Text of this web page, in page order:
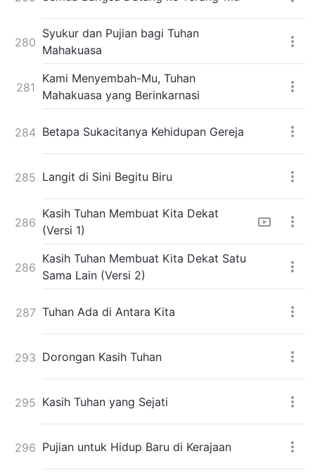
280
Syukur dan Pujian bagi Tuhan
Mahakuasa
281
Kami Menyembah-Mu, Tuhan
Mahakuasa yang Berinkarnasi
284 Betapa Sukacitanya Kehidupan Gereja
285 Langit di Sini Begitu Biru
286
Kasih Tuhan Membuat Kita Dekat
(Versi 1)
286
Kasih Tuhan Membuat Kita Dekat Satu
Sama Lain (Versi 2)
287 Tuhan Ada di Antara Kita
293 Dorongan Kasih Tuhan
295 Kasih Tuhan yang Sejati
296 Pujian untuk Hidup Baru di Kerajaan